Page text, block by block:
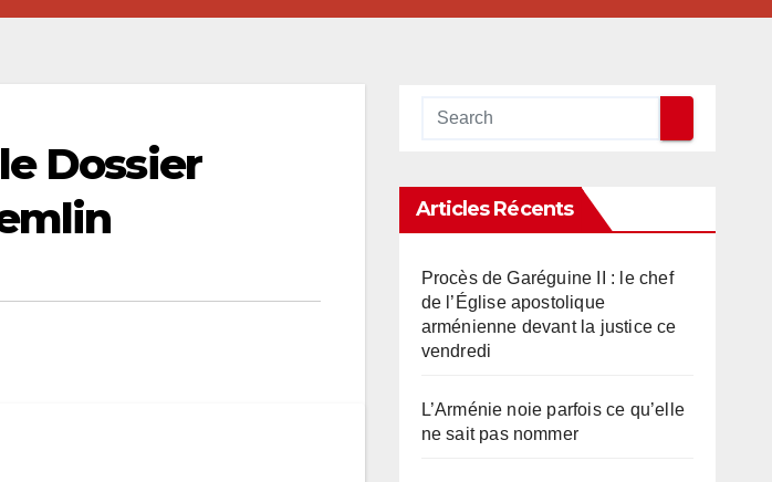
Dossier
Articles Récents
Procès de Garéguine II : le chef
de l’Église apostolique
arménienne devant la justice ce
vendredi
L’Arménie noie parfois ce qu’elle
ne sait pas nommer